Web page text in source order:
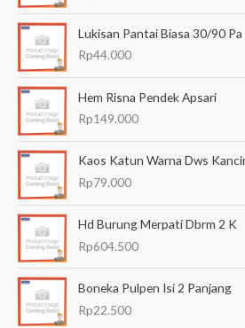
u
Lukisan Pantai Biasa 30/90 Pa
Rp44.000
Hem Risna Pendek Apsari
Rp149.000
Kaos Katun Warna Dws
Rp79.000
Hd Burung Merpati Dbrm 2 K
Rp604.500
Boneka Pulpen Isi 2 Panjang
Rp22.500